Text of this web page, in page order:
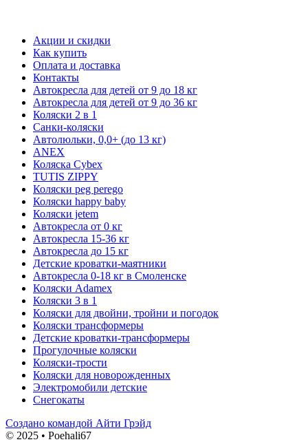
Акции и скидки
Как купить
Оплата и доставка
Контакты
Автокресла для детей от 9 до 18 кг
Автокресла для детей от 9 до 36 кг
Коляски 2 в 1
Санки-коляски
Автолюльки, 0,0+ (до 13 кг)
ANEX
Коляска Cybex
TUTIS ZIPPY
Коляски peg perego
Коляски happy baby
Коляски jetem
Автокресла от 0 кг
Автокресла 15-36 кг
Автокресла до 15 кг
Детские кроватки-маятники
Автокресла 0-18 кг в Смоленске
Коляски Adamex
Коляски 3 в 1
Коляски для двойни, тройни и погодок
Коляски трансформеры
Детские кроватки-трансформеры
Прогулочные коляски
Коляски-трости
Коляски для новорожденных
Электромобили детские
Снегокаты
Создано командой Айти Грэйд
© 2025 • Poehali67